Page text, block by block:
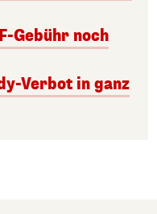
Gebühr noch
Verbot in ganz